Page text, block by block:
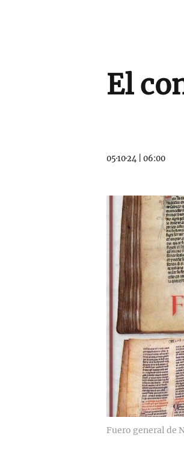
El
05·10·24 06:00
Fuero general de